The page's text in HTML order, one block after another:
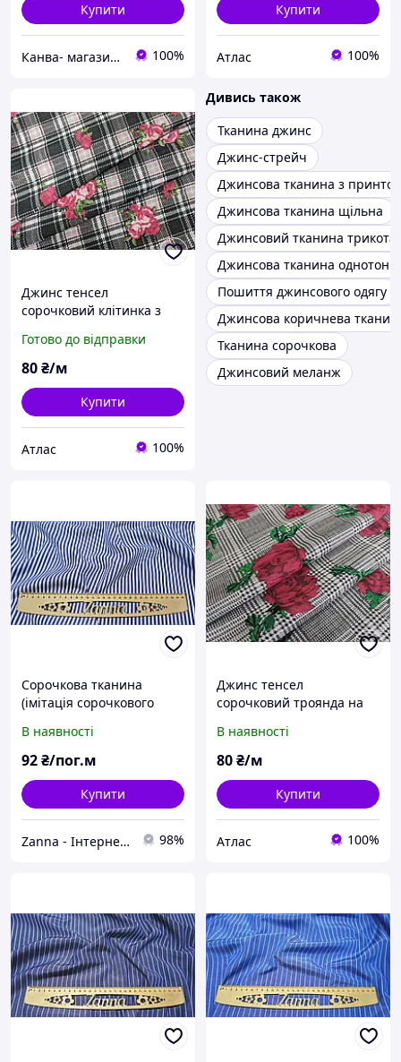
Купити
Канва- магазин тканин та фурнітури 100%
Купити
Атлас 100%
Джинс тенсел
сорочковий клітинка з
Готово до відправки
80₴/м
Купити
Атлас 100%
Дивись також
Тканина джинс
Джинс-стрейч
Джинсова тканина з
Джинсова тканина щільна
Джинсовий тканина
Джинсова тканина
Пошиття джинсового одягу
Джинсова коричнева
Тканина сорочкова
Джинсовий меланж
Сорочкова тканина
(імітація сорочкового
смужку
В наявності
92₴/пог.м
Купити
Zanna - Інтернет-магазин тканин 98%
Джинс тенсел
сорочковий троянда на
В наявності
80₴/м
Купити
Атлас 100%